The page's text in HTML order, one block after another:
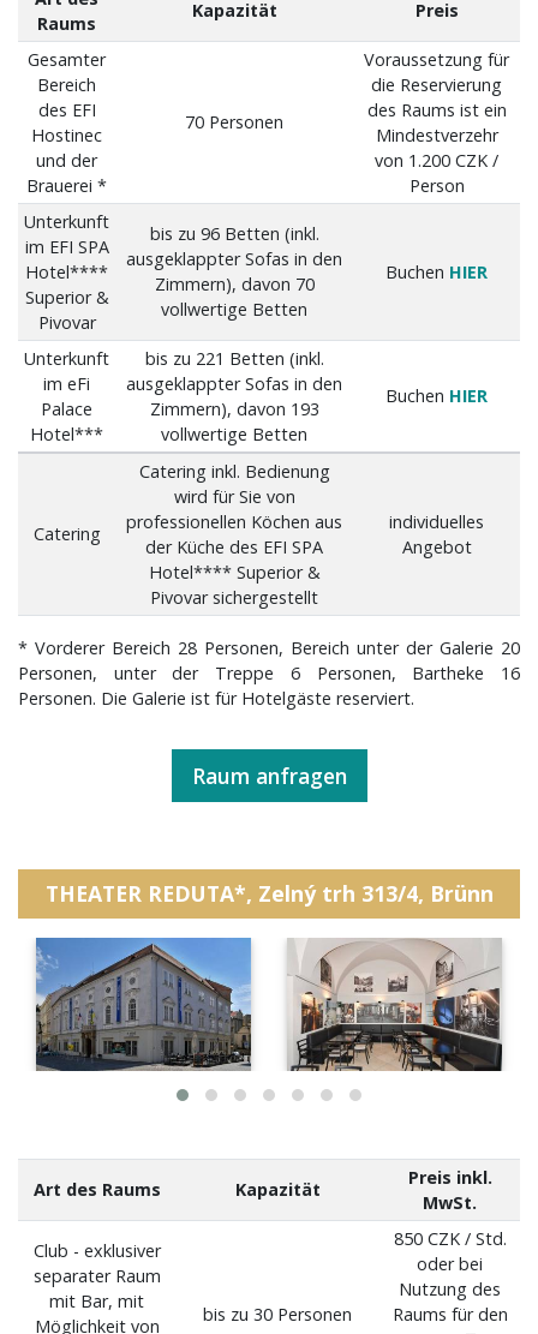
Raums
Kapazität Preis
Gesamter
Bereich
des EFI
Hostinec
und der
Brauerei *
70 Personen
Voraussetzung für
die Reservierung
des Raums ist ein
Mindestverzehr
von 1.200 CZK /
Person
Unterkunft
im EFI SPA
Hotel****
Superior &
Pivovar
bis zu 96 Betten (inkl.
ausgeklappter Sofas in den
Zimmern), davon 70
vollwertige Betten
Buchen HIER
Unterkunft
im eFi
Palace
Hotel***
bis zu 221 Betten (inkl.
ausgeklappter Sofas in den
Zimmern), davon 193
vollwertige Betten
Buchen HIER
Catering
Catering inkl. Bedienung
wird für Sie von
professionellen Köchen aus
der Küche des EFI SPA
Hotel**** Superior &
Pivovar sichergestellt
individuelles
Angebot
* Vorderer Bereich 28 Personen, Bereich unter der Galerie 20
Personen, unter der Treppe 6 Personen, Bartheke 16
Personen. Die Galerie ist für Hotelgäste reserviert.
Raum anfragen
THEATER REDUTA*, Zelný trh 313/4, Brünn
Art des Raums Kapazität
Preis inkl.
MwSt.
Club - exklusiver
separater Raum
mit Bar, mit
Möglichkeit von
bis zu 30 Personen
850 CZK / Std.
oder bei
Nutzung des
Raums für den